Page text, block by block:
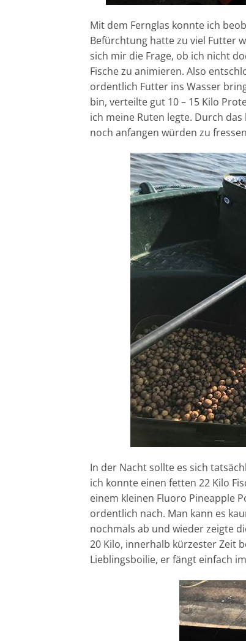
Mit dem Fernglas konnte ich
Befürchtung hatte zu viel Futter
sich mir die Frage, ob ich nicht
Fische zu animieren. Also
ordentlich Futter ins Wasser
bin, verteilte gut 10 – 15 Kilo
ich meine Ruten legte. Durch
noch anfangen würden zu
In der Nacht sollte es sich
ich konnte einen fetten 22 Kilo
einem kleinen Fluoro Pineapple
ordentlich nach. Man kann es
nochmals ab und wieder zeigte
20 Kilo, innerhalb kürzester Zeit
Lieblingsboilie, er fängt einfach